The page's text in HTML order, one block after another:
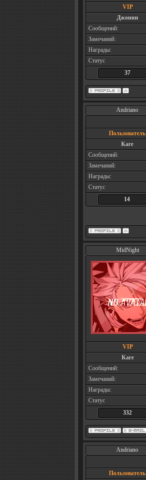
VIP
Джонин
Сообщений:
Замечаний:
Награды:
Статус
37
Andriano
Пользователь
Каге
Сообщений:
Замечаний:
Награды:
Статус
14
MidNight
VIP
Каге
Сообщений:
Замечаний:
Награды:
Статус
332
Andriano
Пользователь